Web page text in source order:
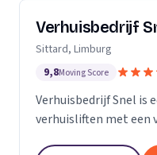
Verhuisbedrijf
Sittard, Limburg
9,8Moving Score
Verhuisbedrijf Snel is
verhuisliften met een